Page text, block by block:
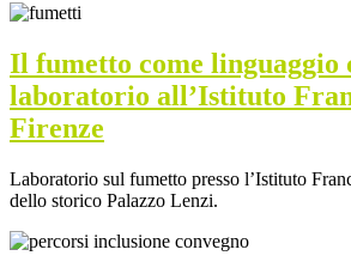
Il fumetto come linguaggio
laboratorio all’Istituto
Firenze
Laboratorio sul fumetto presso l’Istituto
dello storico Palazzo Lenzi.